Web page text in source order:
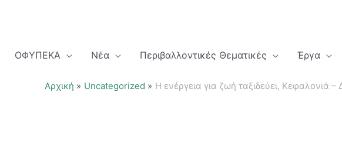
ΟΦΥΠΕΚΑ Νέα Περιβαλλοντικές Θεματικές Έργα
Αρχική Uncategorized Η ενέργεια για ζωή ταξιδεύει, Κεφαλονιά